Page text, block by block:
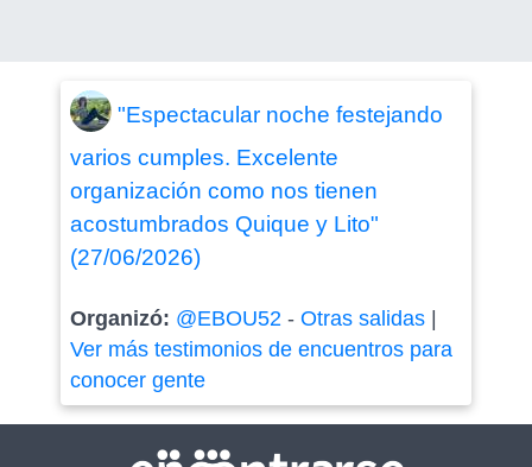
"Espectacular noche festejando
varios cumples. Excelente
organización como nos tienen
acostumbrados Quique y Lito"
(27/06/2026)
Organizó: @EBOU52- Otras salidas|
Ver más testimonios de encuentros para
conocer gente